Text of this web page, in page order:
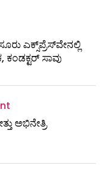
ಎಕ್ಸ್​ಪ್ರೆಸ್‌ವೇನಲ್ಲಿ
ಸಾವು
ಅಭಿನೇತ್ರಿ